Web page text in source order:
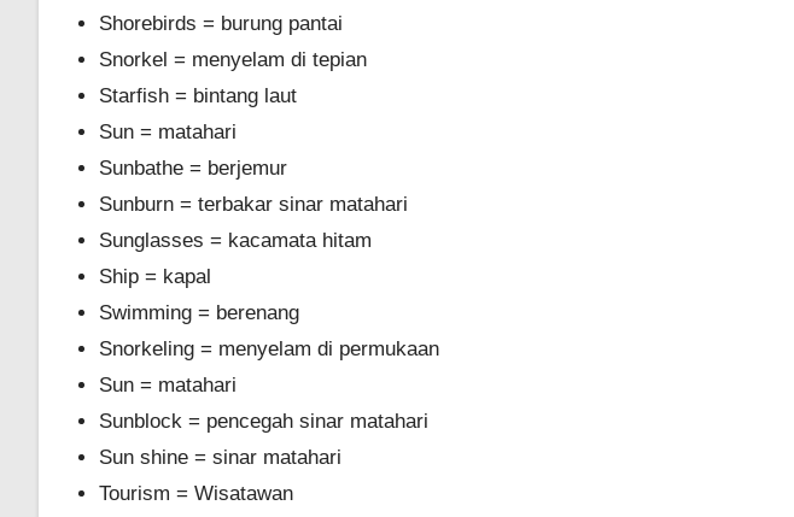
Shorebirds = burung pantai
Snorkel = menyelam di tepian
Starfish = bintang laut
Sun = matahari
Sunbathe = berjemur
Sunburn = terbakar sinar matahari
Sunglasses = kacamata hitam
Ship = kapal
Swimming = berenang
Snorkeling = menyelam di permukaan
Sun = matahari
Sunblock = pencegah sinar matahari
Sun shine = sinar matahari
Tourism = Wisatawan